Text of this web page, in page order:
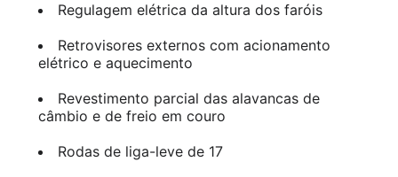
Regulagem elétrica da altura dos faróis
Retrovisores externos com acionamento
elétrico e aquecimento
Revestimento parcial das alavancas de
câmbio e de freio em couro
Rodas de liga-leve de 17